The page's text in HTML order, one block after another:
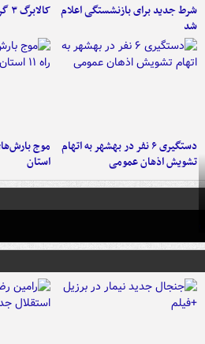
شرط جدید برای بازنشستگی اعلام
شد
کالابرگ ۳ گروه شارژ شد
دستگیری ۶ نفر در بهشهر به اتهام
تشویش اذهان عمومی
استان